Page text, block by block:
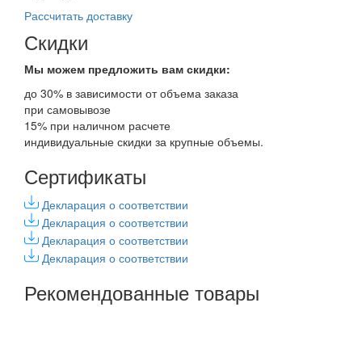
Рассчитать доставку
Скидки
Мы можем предложить вам скидки:
до 30% в зависимости от объема заказа
при самовывозе
15% при наличном расчете
индивидуальные скидки за крупные объемы.
Сертификаты
Декларация о соответствии
Декларация о соответствии
Декларация о соответствии
Декларация о соответствии
Рекомендованные товары